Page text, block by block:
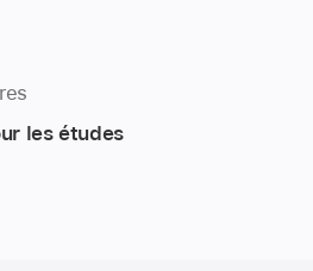
les études